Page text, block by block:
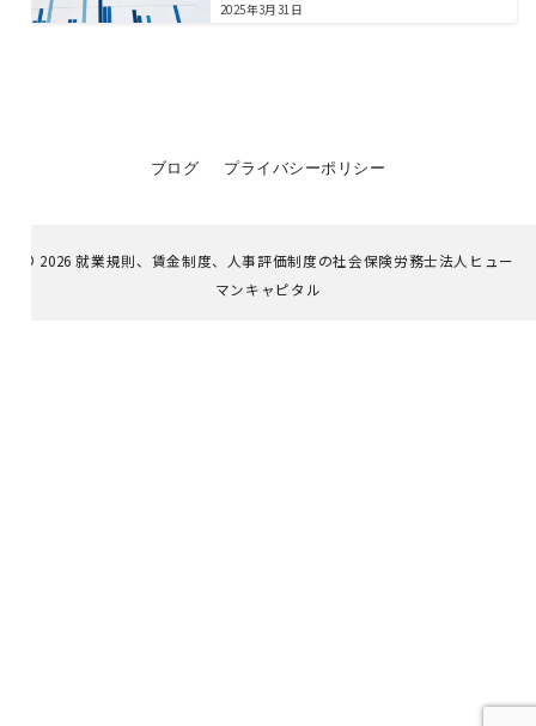
2025年3月31日
ブログ プライバシーポリシー
© 2026就業規則、賃金制度、人事評価制度の社会保険労務士法人ヒュー
マンキャピタル